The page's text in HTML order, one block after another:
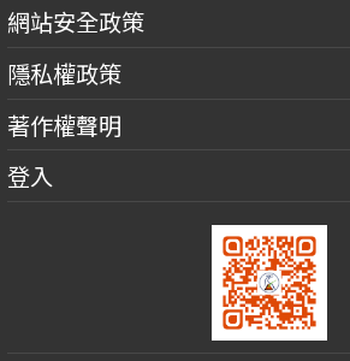
網站安全政策
隱私權政策
著作權聲明
登入